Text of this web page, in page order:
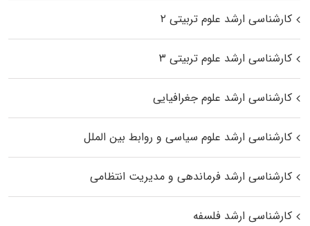
کارشناسی ارشد علوم تربیتی ۲
کارشناسی ارشد علوم تربیتی ۳
کارشناسی ارشد علوم جغرافیایی
کارشناسی ارشد علوم سیاسی و روابط بین الملل
کارشناسی ارشد فرماندهی و مدیریت انتظامی
کارشناسی ارشد فلسفه